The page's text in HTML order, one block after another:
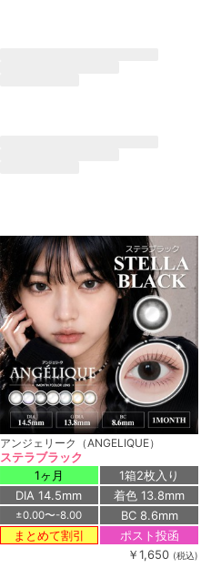
アンジェリーク（ANGELIQUE）
ステラブラック
1ヶ月
1箱2枚入り
DIA 14.5mm
着色 13.8mm
±0.00〜-8.00
BC 8.6mm
まとめて割引
ポスト投函
￥1,650 (税込)